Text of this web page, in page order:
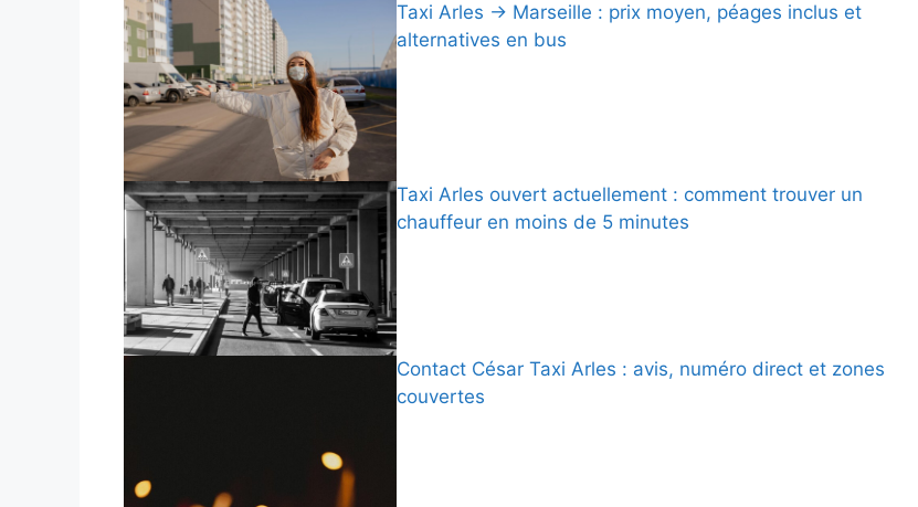
Taxi Arles → Marseille : prix moyen, péages inclus et
alternatives en bus
Taxi Arles ouvert actuellement : comment trouver un
chauffeur en moins de 5 minutes
Contact César Taxi Arles : avis, numéro direct et zones
couvertes